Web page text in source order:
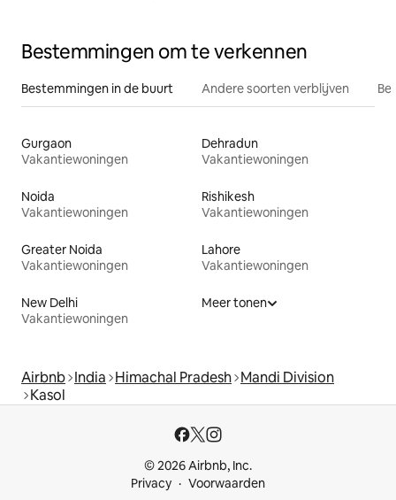
Bestemmingen om te verkennen
Bestemmingen in de buurt Andere soorten verblijven
Gurgaon
Vakantiewoningen
Dehradun
Vakantiewoningen
Noida
Vakantiewoningen
Rishikesh
Vakantiewoningen
Greater Noida
Vakantiewoningen
Lahore
Vakantiewoningen
New Delhi
Vakantiewoningen
Meer tonen
Airbnb India Himachal Pradesh Mandi Division
Kasol
© 2026 Airbnb, Inc.
Privacy
Voorwaarden